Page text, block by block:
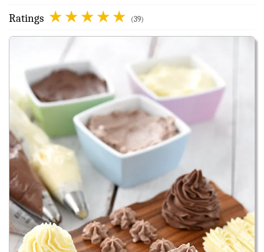
Ratings
(39)